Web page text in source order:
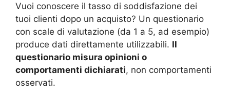
Vuoi conoscere il tasso di soddisfazione dei
tuoi clienti dopo un acquisto? Un questionario
con scale di valutazione (da 1 a 5, ad esempio)
produce dati direttamente utilizzabili. Il
questionario misura opinioni o
comportamenti dichiarati, non comportamenti
osservati.